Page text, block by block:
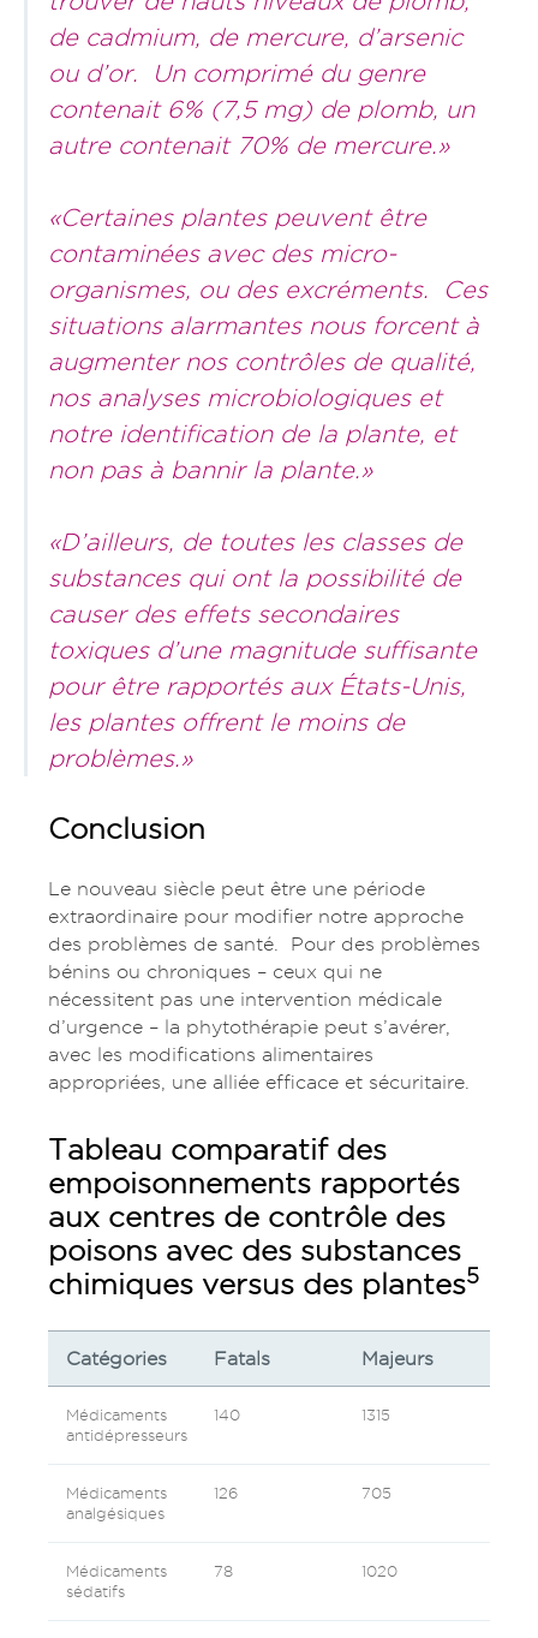
de cadmium, de mercure, d’arsenic
ou d’or. Un comprimé du genre
contenait 6% (7,5 mg) de plomb, un
autre contenait 70% de mercure.»
«Certaines plantes peuvent être
contaminées avec des micro-
organismes, ou des excréments. Ces
situations alarmantes nous forcent à
augmenter nos contrôles de qualité,
nos analyses microbiologiques et
notre identification de la plante, et
non pas à bannir la plante.»
«D’ailleurs, de toutes les classes de
substances qui ont la possibilité de
causer des effets secondaires
toxiques d’une magnitude suffisante
pour être rapportés aux États-Unis,
les plantes offrent le moins de
problèmes.»
Conclusion
Le nouveau siècle peut être une période
extraordinaire pour modifier notre approche
des problèmes de santé. Pour des problèmes
bénins ou chroniques – ceux qui ne
nécessitent pas une intervention médicale
d’urgence – la phytothérapie peut s’avérer,
avec les modifications alimentaires
appropriées, une alliée efficace et sécuritaire.
Tableau comparatif des
empoisonnements rapportés
aux centres de contrôle des
poisons avec des substances
chimiques versus des plantes5
Catégories Fatals Majeurs
Médicaments
antidépresseurs
140 1315
Médicaments
analgésiques
126 705
Médicaments
sédatifs
78 1020